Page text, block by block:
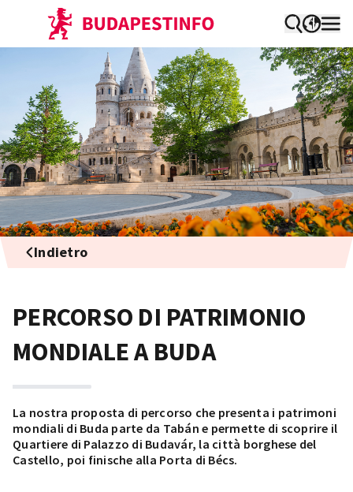
Indietro
PERCORSO DI PATRIMONIO
MONDIALE A BUDA
La nostra proposta di percorso che presenta i patrimoni
mondiali di Buda parte da Tabán e permette di scoprire il
Quartiere di Palazzo di Budavár, la città borghese del
Castello, poi finische alla Porta di Bécs.